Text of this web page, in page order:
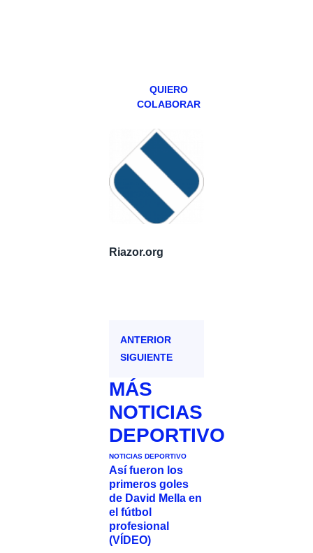
QUIERO
COLABORAR
Riazor.org
ANTERIOR
SIGUIENTE
MÁS
NOTICIAS
DEPORTIVO
NOTICIAS DEPORTIVO
Así fueron los
primeros goles
de David Mella en
el fútbol
profesional
(VÍDEO)